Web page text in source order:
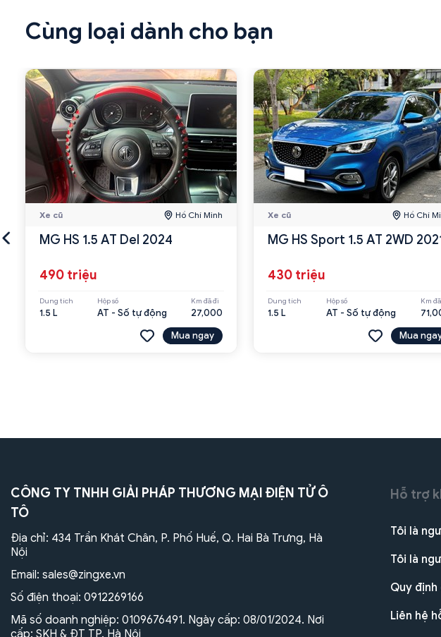
Cùng loại dành cho bạn
Xe cũ Hồ Chí Minh
MG HS 1.5 AT Del 2024
490 triệu
Dung tích
1.5 L
Hộp số
AT - Số tự động
Km đã đi
27,000
Mua ngay
Xe cũ Hồ Chí
MG HS Sport 1.5 AT 2WD
430 triệu
Dung tích
1.5 L
Hộp số
AT - Số tự động
Km
Mua
CÔNG TY TNHH GIẢI PHÁP THƯƠNG MẠI ĐIỆN TỬ Ô
TÔ
Địa chỉ: 434 Trần Khát Chân, P. Phố Huế, Q. Hai Bà Trưng, Hà
Nội
Email: sales@zingxe.vn
Số điện thoại: 0912269166
Mã số doanh nghiệp: 0109676491. Ngày cấp: 08/01/2024. Nơi
cấp: SKH & ĐT TP. Hà Nội
Hỗ trợ
Tôi là
Tôi là
Quy
Liên hệ